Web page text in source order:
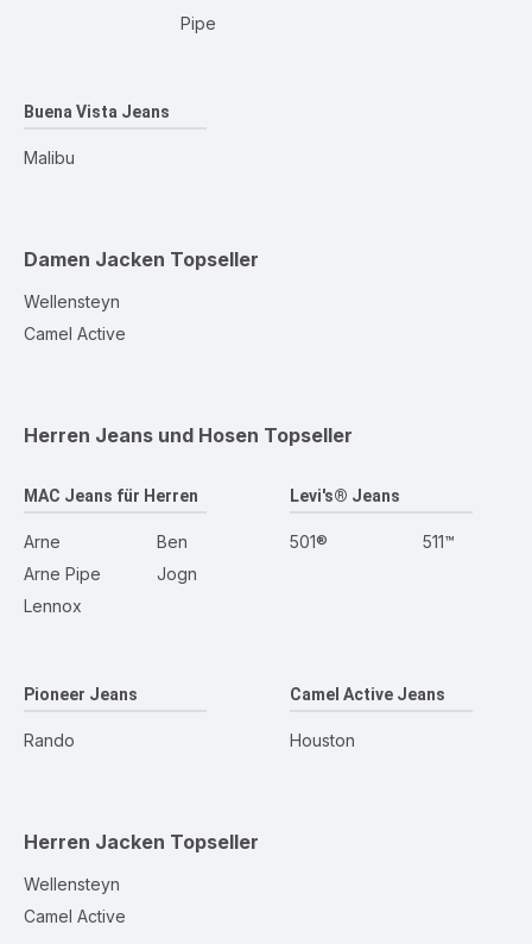
Pipe
Buena Vista Jeans
Malibu
Damen Jacken Topseller
Wellensteyn
Camel Active
Herren Jeans und Hosen Topseller
MAC Jeans für Herren
Arne
Arne Pipe
Lennox
Ben
Jogn
Levi's® Jeans
501® 511™
Pioneer Jeans
Rando
Camel Active Jeans
Houston
Herren Jacken Topseller
Wellensteyn
Camel Active